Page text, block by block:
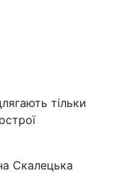
тільки
Скалецька